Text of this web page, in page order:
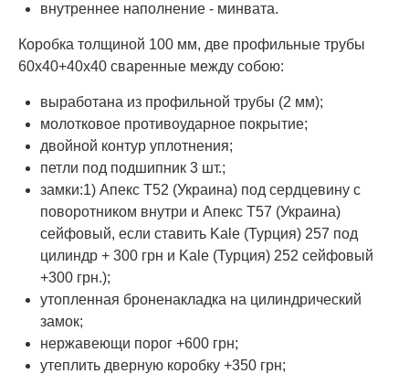
внутреннее наполнение - минвата.
Коробка толщиной 100 мм, две профильные трубы
60х40+40х40 сваренные между собою:
выработана из профильной трубы (2 мм);
молотковое противоударное покрытие;
двойной контур уплотнения;
петли под подшипник 3 шт.;
замки:1) Апекс Т52 (Украина) под сердцевину с
поворотником внутри и Апекс Т57 (Украина)
сейфовый, если ставить Kale (Турция) 257 под
цилиндр + 300 грн и Kale (Турция) 252 сейфовый
+300 грн.);
утопленная броненакладка на цилиндрический
замок;
нержавеющи порог +600 грн;
утеплить дверную коробку +350 грн;